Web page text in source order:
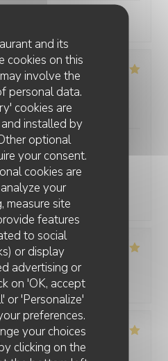
and its
cookies on this
involve the
personal data.
cookies are
installed by
optional
your consent.
cookies are
your
measure site
features
to social
or display
advertising or
on 'OK, accept
or 'Personalize'
preferences.
your choices
clicking on the
! Plats délicieux
3
Food: 5/5 Value
ce restaurant qui
chaleureux. Tout est
Ne changez rien Merci à
2
Food :5 /5 Value:5
4